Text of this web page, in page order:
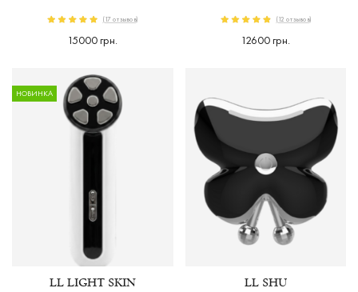
(17 отзывов)
15000 грн.
(12 отзывов)
12600 грн.
НОВИНКА
LL LIGHT SKIN LL SHU